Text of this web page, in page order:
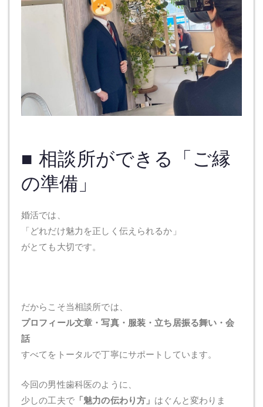
■ 相談所ができる「ご縁
の準備」
婚活では、
「どれだけ魅力を正しく伝えられるか」
がとても大切です。
だからこそ当相談所では、
プロフィール文章・写真・服装・立ち居振る舞い・会
話
すべてをトータルで丁寧にサポートしています。
今回の男性歯科医のように、
少しの工夫で「魅力の伝わり方」 はぐんと変わりま